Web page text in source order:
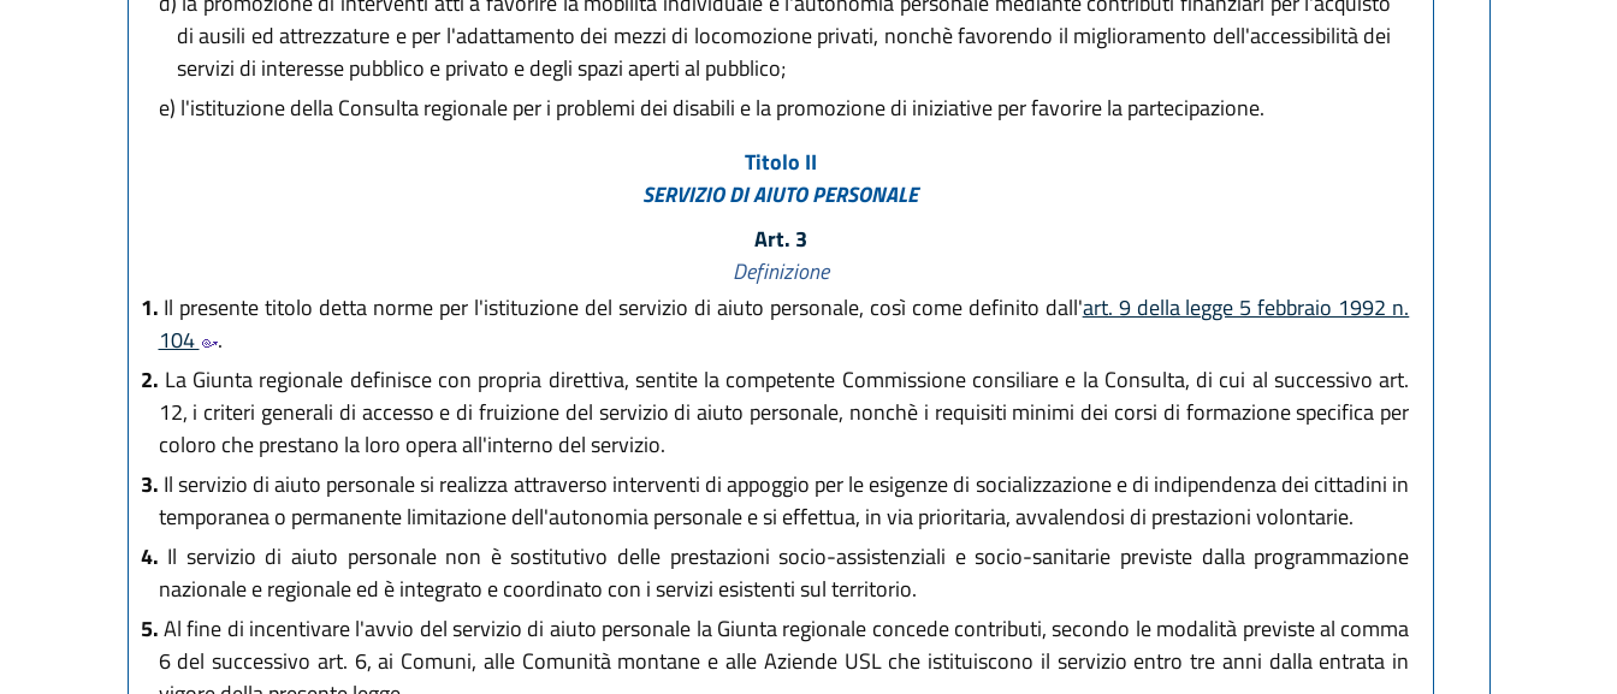
di ausili ed attrezzature e per l'adattamento dei mezzi di locomozione privati, nonchè favorendo il miglioramento dell'accessibilità dei
servizi di interesse pubblico e privato e degli spazi aperti al pubblico;
e) l'istituzione della Consulta regionale per i problemi dei disabili e la promozione di iniziative per favorire la partecipazione.
Titolo II
SERVIZIO DI AIUTO PERSONALE
Art. 3
Definizione
1. Il presente titolo detta norme per l'istituzione del servizio di aiuto personale, così come definito dall'art. 9 della legge 5 febbraio 1992 n.
104
.
2. La Giunta regionale definisce con propria direttiva, sentite la competente Commissione consiliare e la Consulta, di cui al successivo art.
12, i criteri generali di accesso e di fruizione del servizio di aiuto personale, nonchè i requisiti minimi dei corsi di formazione specifica per
coloro che prestano la loro opera all'interno del servizio.
3. Il servizio di aiuto personale si realizza attraverso interventi di appoggio per le esigenze di socializzazione e di indipendenza dei cittadini in
temporanea o permanente limitazione dell'autonomia personale e si effettua, in via prioritaria, avvalendosi di prestazioni volontarie.
4. Il servizio di aiuto personale non è sostitutivo delle prestazioni socio-assistenziali e socio-sanitarie previste dalla programmazione
nazionale e regionale ed è integrato e coordinato con i servizi esistenti sul territorio.
5.Al fine di incentivare l'avvio del servizio di aiuto personale la Giunta regionale concede contributi, secondo le modalità previste al comma
6 del successivo art. 6, ai Comuni, alle Comunità montane e alle Aziende USL che istituiscono il servizio entro tre anni dalla entrata in